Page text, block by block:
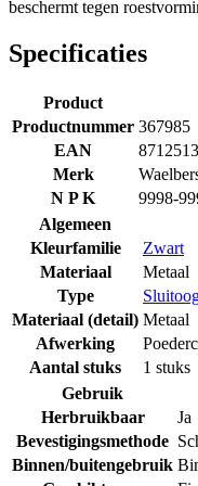
beschermt tegen
Specificaties
Product
Productnummer 367985
EAN
Merk
N P K
9998-
Algemeen
Kleurfamilie
Zwart
Materiaal
Metaal
Type
Materiaal (detail) Metaal
Afwerking
Aantal stuks
1 stuks
Gebruik
Herbruikbaar
Ja
Bevestigingsmethode
Binnen/buitengebruik